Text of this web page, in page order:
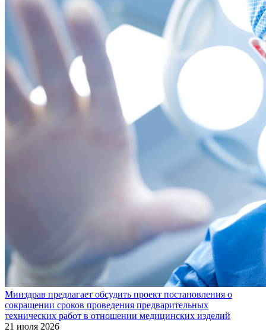
Минздрав предлагает обсудить проект постановления о
сокращении сроков проведения предварительных
технических работ в отношении медицинских изделий
21 июля 2026